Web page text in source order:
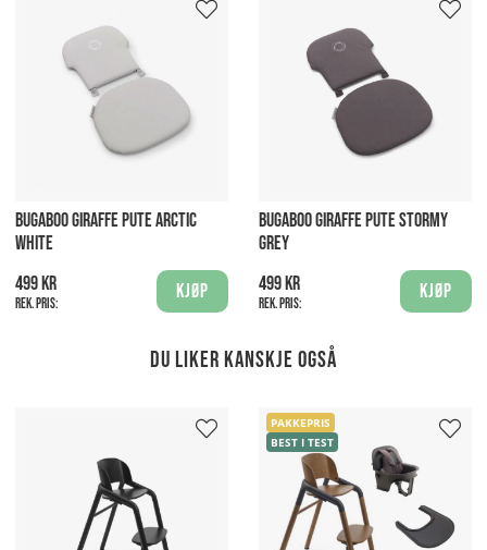
BUGABOO GIRAFFE PUTE ARCTIC
WHITE
499 kr
Rek. pris:
Kjøp
BUGABOO GIRAFFE PUTE STORMY
GREY
499 kr
Rek. pris:
Kjøp
Du liker kanskje også
PAKKEPRIS
BEST I TEST